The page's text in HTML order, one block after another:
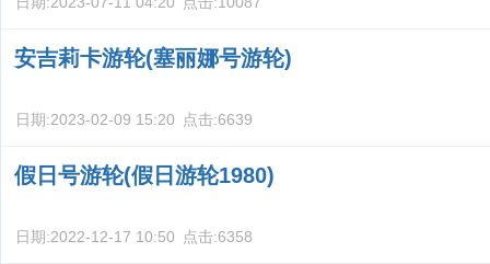
安吉莉卡游轮(塞丽娜号游轮)
日期:2023-02-09 15:20 点击:6639
假日号游轮(假日游轮1980)
日期:2022-12-17 10:50 点击:6358